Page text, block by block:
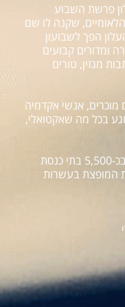
הוקם עלון פרשת השבוע
שקנה לו שם
הפך לשבועון
ומדורים קבועים
מגזין, טורים
מוכרים, אנשי אקדמיה
בכל מה שאקטואלי,
השבועון מופץ בעשרות אלפי עותקים בכ-5,500 בתי כנסת
המופצת בעשרות